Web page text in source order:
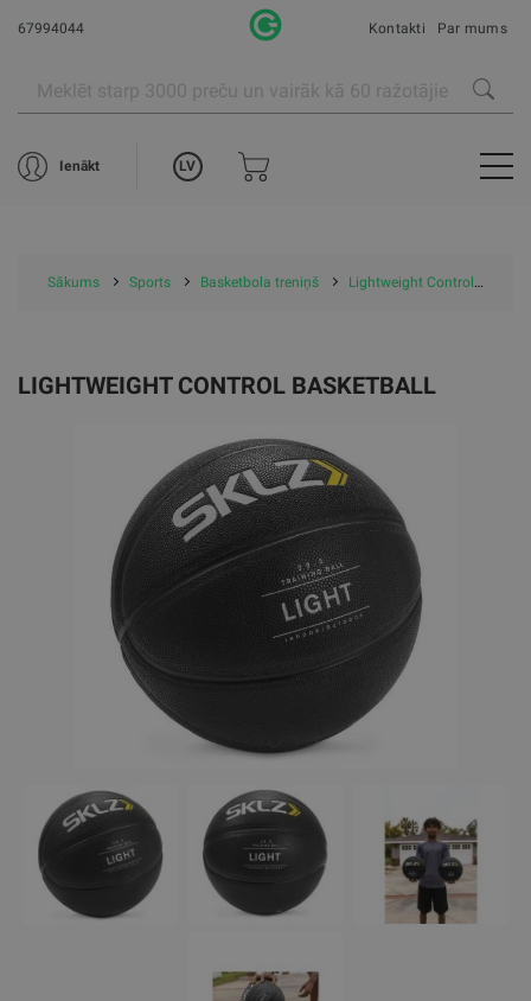
67994044 Kontakti Par mums
Ienākt LV
Sākums Sports Basketbola treniņš Lightweight Control Basketball
LIGHTWEIGHT CONTROL BASKETBALL